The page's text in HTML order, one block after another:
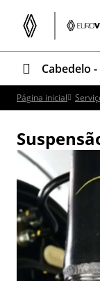
Cabedelo -
Página inicial